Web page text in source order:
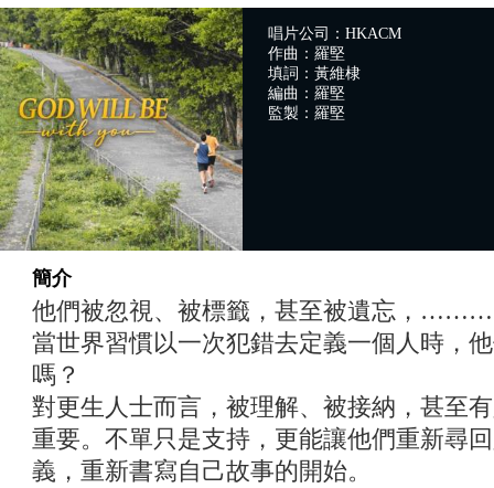
唱片公司：HKACM
作曲：羅堅
填詞：黃維棣
編曲：羅堅
監製：羅堅
簡介
他們被忽視、被標籤，甚至被遺忘，
當世界習慣以一次犯錯去定義一個人時，
嗎？
對更生人士而言，被理解、被接納，甚至
重要。不單只是支持，更能讓他們重新尋
義，重新書寫自己故事的開始。